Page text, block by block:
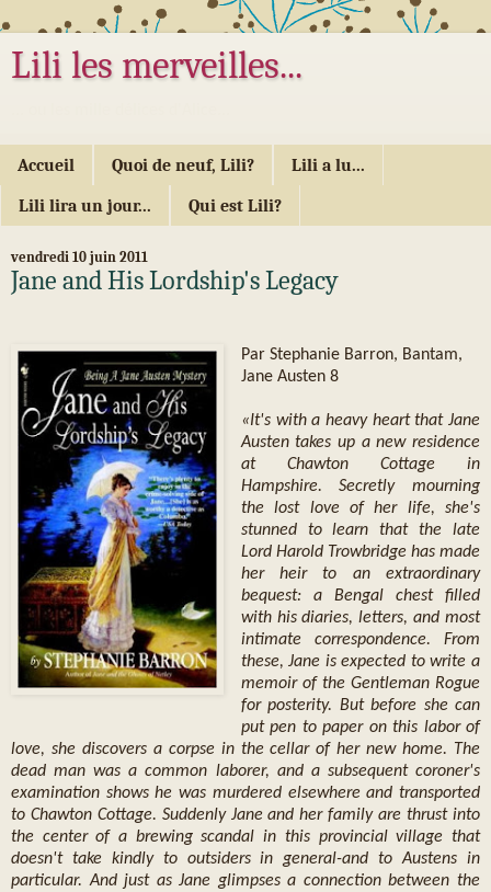
Lili les merveilles...
Accueil Quoi de neuf, Lili? Lili a lu...
Lili lira un jour... Qui est Lili?
vendredi 10 juin 2011
Jane and His Lordship's Legacy
Par Stephanie Barron, Bantam,
Jane Austen 8
«It's with a heavy heart that Jane
Austen takes up a new residence
at Chawton Cottage in
Hampshire. Secretly mourning
the lost love of her life, she's
stunned to learn that the late
Lord Harold Trowbridge has made
her heir to an extraordinary
bequest: a Bengal chest filled
with his diaries, letters, and most
intimate correspondence. From
these, Jane is expected to write a
memoir of the Gentleman Rogue
for posterity. But before she can
put pen to paper on this labor of
love, she discovers a corpse in the cellar of her new home. The
dead man was a common laborer, and a subsequent coroner's
examination shows he was murdered elsewhere and transported
to Chawton Cottage. Suddenly Jane and her family are thrust into
the center of a brewing scandal in this provincial village that
doesn't take kindly to outsiders in general-and to Austens in
particular. And just as Jane glimpses a connection between the